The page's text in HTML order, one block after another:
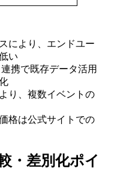
により、エンドユー
い
携で既存データ活用
り、複数イベントの
格は公式サイトでの
・差別化ポイ